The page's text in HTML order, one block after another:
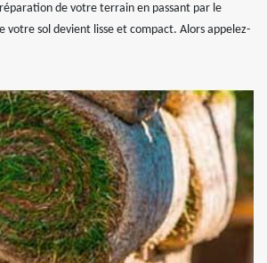
de votre terrain en passant par le
votre sol devient lisse et compact. Alors appelez-